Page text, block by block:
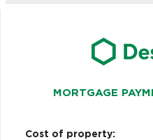
MORTGAGE
Cost of property: